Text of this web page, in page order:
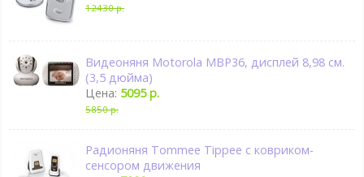
12430 р.
Видеоняня Motorola MBP36, дисплей 8,98 см.
(3,5 дюйма)
Цена: 5095 р.
5850 р.
Радионяня Tommee Tippee с ковриком-
сенсором движения